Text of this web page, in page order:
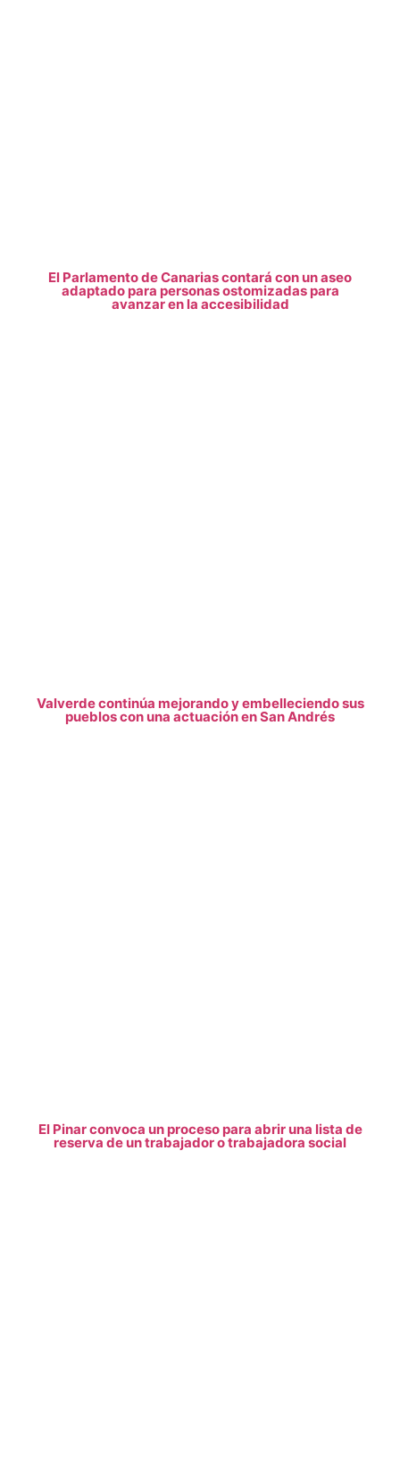
El Parlamento de Canarias contará con un aseo
adaptado para personas ostomizadas para
avanzar en la accesibilidad
Valverde continúa mejorando y embelleciendo sus
pueblos con una actuación en San Andrés
El Pinar convoca un proceso para abrir una lista de
reserva de un trabajador o trabajadora social